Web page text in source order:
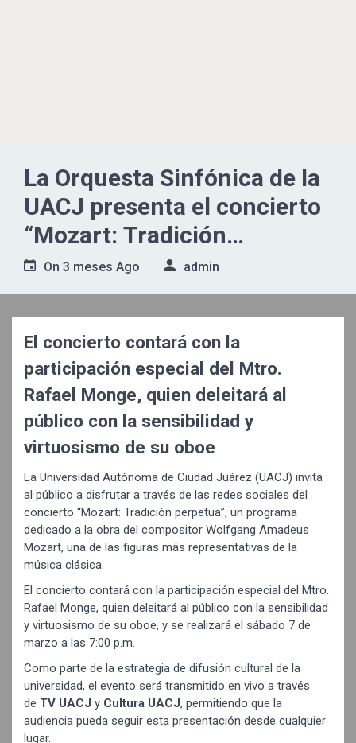
La Orquesta Sinfónica de la
UACJ presenta el concierto
“Mozart: Tradición
perpetua”
On 3 meses Ago admin
El concierto contará con la
participación especial del Mtro.
Rafael Monge, quien deleitará al
público con la sensibilidad y
virtuosismo de su oboe
La Universidad Autónoma de Ciudad Juárez (UACJ) invita
al público a disfrutar a través de las redes sociales del
concierto “Mozart: Tradición perpetua”, un programa
dedicado a la obra del compositor Wolfgang Amadeus
Mozart, una de las figuras más representativas de la
música clásica.
El concierto contará con la participación especial del Mtro.
Rafael Monge, quien deleitará al público con la sensibilidad
y virtuosismo de su oboe, y se realizará el sábado 7 de
marzo a las 7:00 p.m.
Como parte de la estrategia de difusión cultural de la
universidad, el evento será transmitido en vivo a través
de TV UACJ y Cultura UACJ, permitiendo que la
audiencia pueda seguir esta presentación desde cualquier
lugar.